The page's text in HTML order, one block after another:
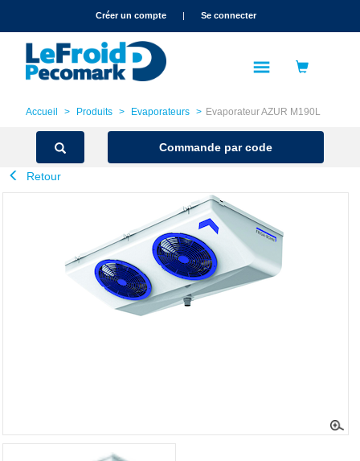
text.skipToNavigationCréer un compte | Se connecter
Accueil Produits Evaporateurs Evaporateur AZUR M190L
Commande par code
Retour